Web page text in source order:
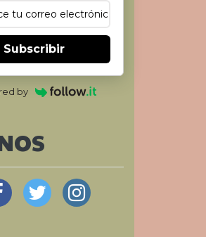
Subscribir
by